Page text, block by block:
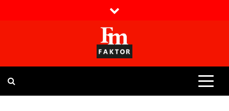
Faktor magazin
Uvijek presudan